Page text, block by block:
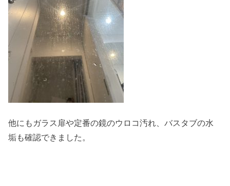
他にもガラス扉や定番の鏡のウロコ汚れ、バスタブの水
垢も確認できました。